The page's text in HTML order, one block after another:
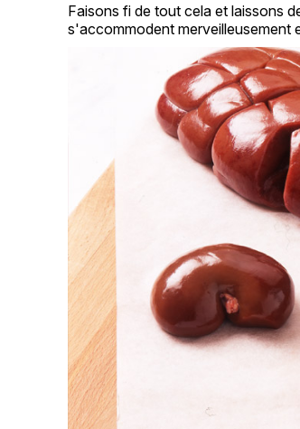
Faisons fi de tout cela et laissons
s'accommodent merveilleusement